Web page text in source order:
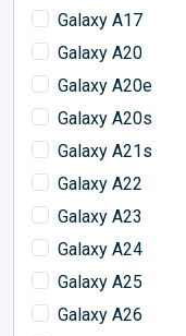
Galaxy A17
Galaxy A20
Galaxy A20e
Galaxy A20s
Galaxy A21s
Galaxy A22
Galaxy A23
Galaxy A24
Galaxy A25
Galaxy A26